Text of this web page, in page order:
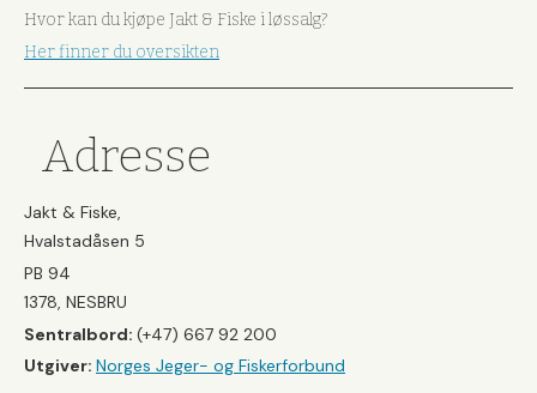
Hvor kan du kjøpe Jakt & Fiske i løssalg?
Her finner du oversikten
Adresse
Jakt & Fiske,
Hvalstadåsen 5
PB 94
1378, NESBRU
Sentralbord: (+47) 667 92 200
Utgiver: Norges Jeger- og Fiskerforbund